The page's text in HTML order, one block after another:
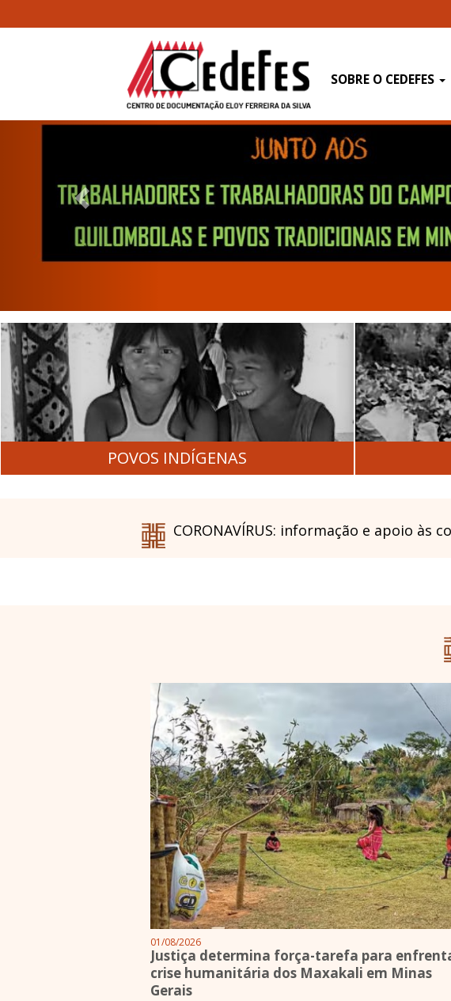
SOBRE O CEDEFES
Previous
POVOS INDÍGENAS
CORONAVÍRUS: informação e apoio às
01/08/2026
Justiça determina força-tarefa para
crise humanitária dos Maxakali em Minas
Gerais